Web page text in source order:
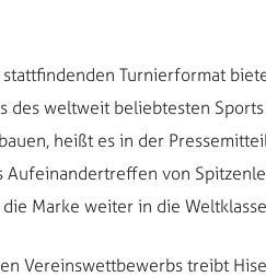
Turnierformat
des weltweit beliebtesten
heißt es in der
Aufeinandertreffen von
Marke weiter in die
Vereinswettbewerbs treibt